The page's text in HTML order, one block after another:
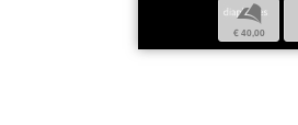
b
€ 40,00